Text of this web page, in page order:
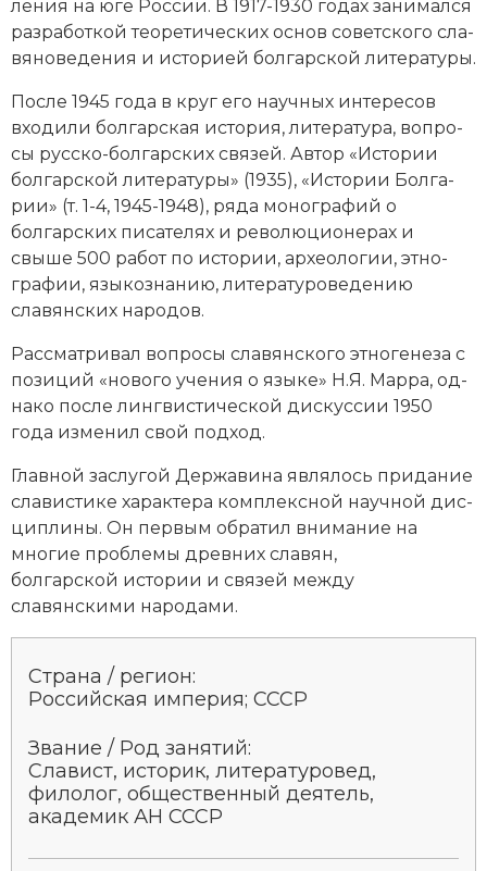
Новая история
Новейшая история
Нумизматика
Образование
Общественные объединения и организации
Политическая история
Революции и народные движения
Религия и церковь
Россия
Социально-экономическая история
Специальные исторические дисциплины
Южная Америка
ле­ния на юге Рос­сии. В 1917-1930 годах за­ни­мал­ся
раз­ра­бот­кой тео­ре­тических ос­нов советского сла­
вя­но­ве­де­ния и ис­то­ри­ей болгарской литературы.
По­сле 1945 года в круг его на­учных ин­те­ре­сов
вхо­ди­ли болгарская ис­то­рия, литература, во­про­
сы русско-болгарских свя­зей. Ав­тор «Ис­то­рии
бол­гар­ской ли­те­ра­ту­ры» (1935), «Ис­то­рии Бол­га­
рии» (т. 1-4, 1945-1948), ря­да мо­но­гра­фий о
болгарских пи­са­те­лях и ре­во­лю­цио­не­рах и
свыше 500 ра­бот по ис­то­рии, ар­хео­ло­гии, эт­но­
гра­фии, язы­ко­зна­нию, ли­те­ра­ту­ро­ве­де­нию
славянских на­ро­дов.
Рас­смат­ри­вал во­про­сы славянского эт­но­ге­не­за с
по­зи­ций «но­во­го уче­ния о язы­ке» Н.Я. Мар­ра, од­
на­ко по­сле лин­гвис­тической дис­кус­сии 1950
года из­ме­нил свой под­ход.
Главной за­слу­гой Державина яв­ля­лось при­да­ние
сла­ви­сти­ке ха­рак­те­ра ком­плекс­ной на­учной дис­
ци­п­ли­ны. Он пер­вым об­ра­тил вни­ма­ние на
многие про­бле­мы древ­них сла­вян,
болгарской ис­то­рии и свя­зей меж­ду
славянскими на­ро­да­ми.
Страна / регион:
Российская империя; СССР
Звание / Род занятий:
Славист, историк, литературовед,
филолог, общественный деятель,
академик АН СССР